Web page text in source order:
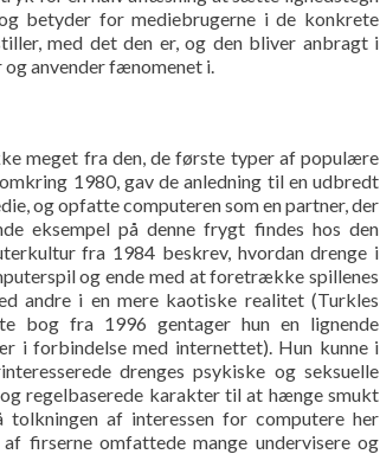
betyder for mediebrugerne i de konkrete
med det den er, og den bliver anbragt i
og anvender fænomenet i.
meget fra den, de første typer af populære
1980, gav de anledning til en udbredt
og opfatte computeren som en partner, der
eksempel på denne frygt findes hos den
fra 1984 beskrev, hvordan drenge i
og ende med at foretrække spillenes
andre i en mere kaotiske realitet (Turkles
bog fra 1996 gentager hun en lignende
i forbindelse med internettet). Hun kunne i
drenges psykiske og seksuelle
regelbaserede karakter til at hænge smukt
tolkningen af interessen for computere her
firserne omfattede mange undervisere og